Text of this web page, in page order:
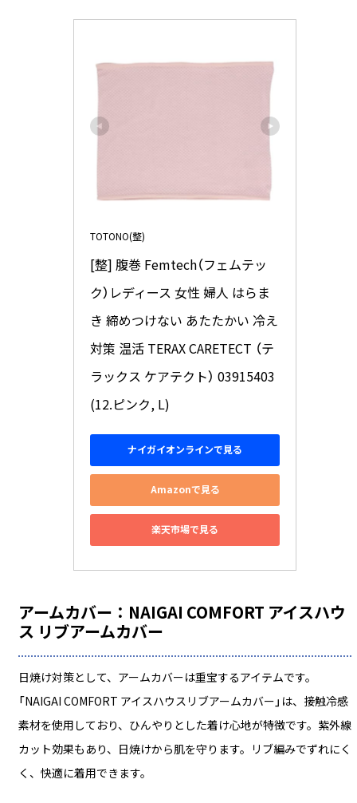
TOTONO(整)
[整] 腹巻 Femtech（フェムテッ
ク）レディース 女性 婦人 はらま
き 締めつけない あたたかい 冷え
対策 温活 TERAX CARETECT （テ
ラックス ケアテクト） 03915403
(12.ピンク, L)
ナイガイオンラインで見る
Amazonで見る
楽天市場で見る
アームカバー：NAIGAI COMFORT アイスハウ
ス リブアームカバー
日焼け対策として、アームカバーは重宝するアイテムです。
「NAIGAI COMFORT アイスハウスリブアームカバー」は、接触冷感
素材を使用しており、ひんやりとした着け心地が特徴です。紫外線
カット効果もあり、日焼けから肌を守ります。リブ編みでずれにく
く、快適に着用できます。